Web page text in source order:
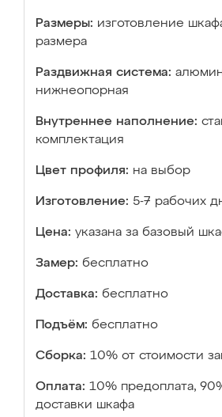
Размеры: изготовление
размера
Раздвижная система:
нижнеопорная
Внутреннее наполнение:
комплектация
Цвет профиля: на выбор
Изготовление: 5-7 рабочих
Цена: указана за базовый
Замер: бесплатно
Доставка: бесплатно
Подъём: бесплатно
Сборка: 10% от стоимости
Оплата: 10% предоплата,
доставки шкафа